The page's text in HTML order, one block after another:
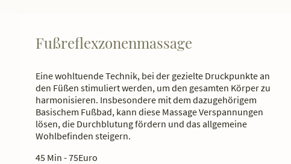
Fußreflexzonenmassage
Eine wohltuende Technik, bei der gezielte Druckpunkte an
den Füßen stimuliert werden, um den gesamten Körper zu
harmonisieren. Insbesondere mit dem dazugehörigem
Basischem Fußbad, kann diese Massage Verspannungen
lösen, die Durchblutung fördern und das allgemeine
Wohlbefinden steigern.
45 Min - 75Euro